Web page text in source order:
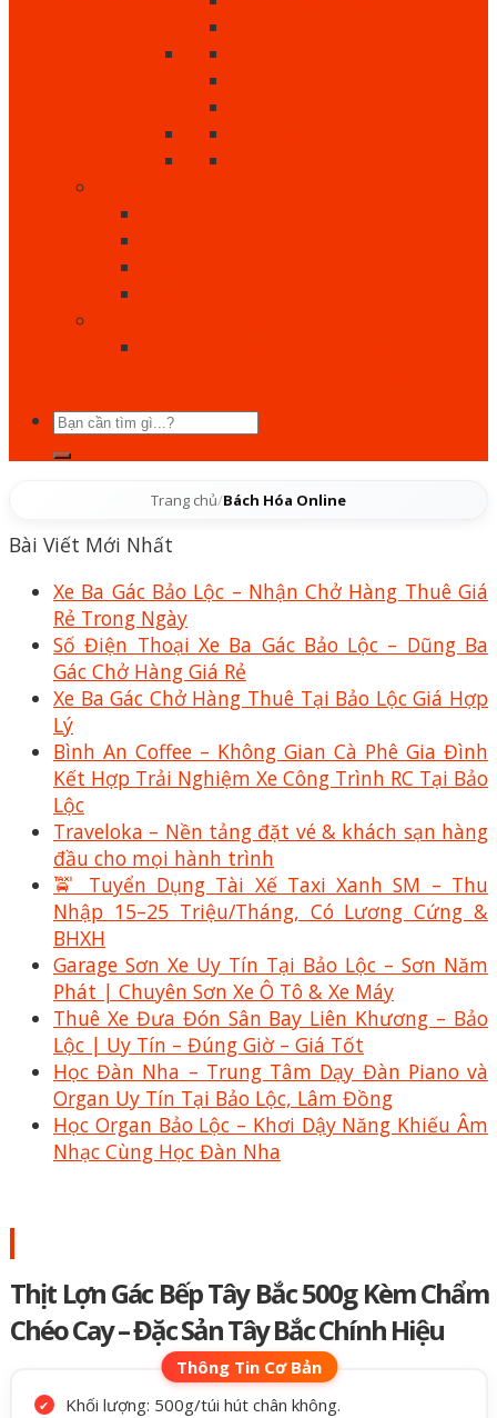
Tìm
Trang chủ/Bách Hóa Online
Bài Viết Mới Nhất
Xe Ba Gác Bảo Lộc – Nhận Chở Hàng Thuê Giá
Rẻ Trong Ngày
Số Điện Thoại Xe Ba Gác Bảo Lộc – Dũng Ba
Gác Chở Hàng Giá Rẻ
Xe Ba Gác Chở Hàng Thuê Tại Bảo Lộc Giá Hợp
Lý
Bình An Coffee – Không Gian Cà Phê Gia Đình
Kết Hợp Trải Nghiệm Xe Công Trình RC Tại Bảo
Lộc
Traveloka – Nền tảng đặt vé & khách sạn hàng
đầu cho mọi hành trình
🚖 Tuyển Dụng Tài Xế Taxi Xanh SM – Thu
Nhập 15–25 Triệu/Tháng, Có Lương Cứng &
BHXH
Garage Sơn Xe Uy Tín Tại Bảo Lộc – Sơn Năm
Phát | Chuyên Sơn Xe Ô Tô & Xe Máy
Thuê Xe Đưa Đón Sân Bay Liên Khương – Bảo
Lộc | Uy Tín – Đúng Giờ – Giá Tốt
Học Đàn Nha – Trung Tâm Dạy Đàn Piano và
Organ Uy Tín Tại Bảo Lộc, Lâm Đồng
Học Organ Bảo Lộc – Khơi Dậy Năng Khiếu Âm
Nhạc Cùng Học Đàn Nha
Thịt Lợn Gác Bếp Tây Bắc 500g Kèm Chẩm
Chéo Cay – Đặc Sản Tây Bắc Chính Hiệu
Khối lượng: 500g/túi hút chân không.